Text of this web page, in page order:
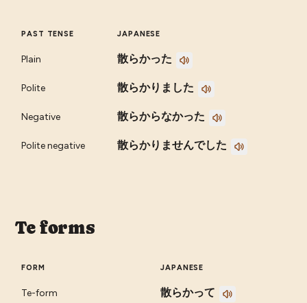
PAST TENSE JAPANESE
Plain 散らかった
Polite 散らかりました
Negative 散らからなかった
Polite negative 散らかりませんでした
Te forms
FORM JAPANESE
Te-form 散らかって